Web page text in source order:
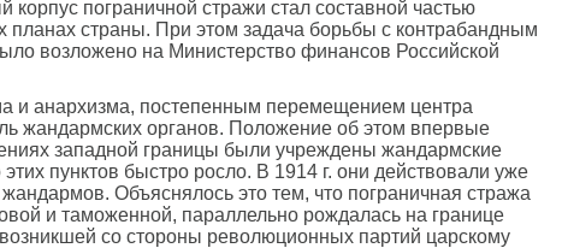
пограничной стражи стал составной частью
страны. При этом задача борьбы с контрабандным
возложено на Министерство финансов Российской
и анархизма, постепенным перемещением центра
жандармских органов. Положение об этом впервые
западной границы были учреждены жандармские
пунктов быстро росло. В 1914 г. они действовали уже
Объяснялось это тем, что пограничная стража
и таможенной, параллельно рождалась на границе
со стороны революционных партий царскому